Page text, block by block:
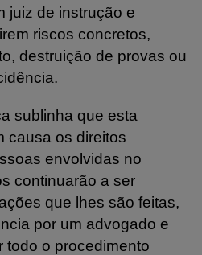
juiz de instrução e
riscos concretos,
destruição de provas ou
sublinha que esta
causa os direitos
envolvidas no
continuarão a ser
que lhes são feitas,
por um advogado e
todo o procedimento